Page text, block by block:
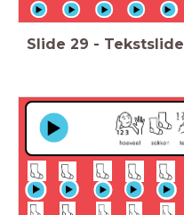
Slide 29 - Tekstslide